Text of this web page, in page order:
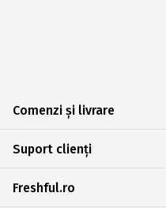
Comenzi și livrare
Suport clienți
Freshful.ro